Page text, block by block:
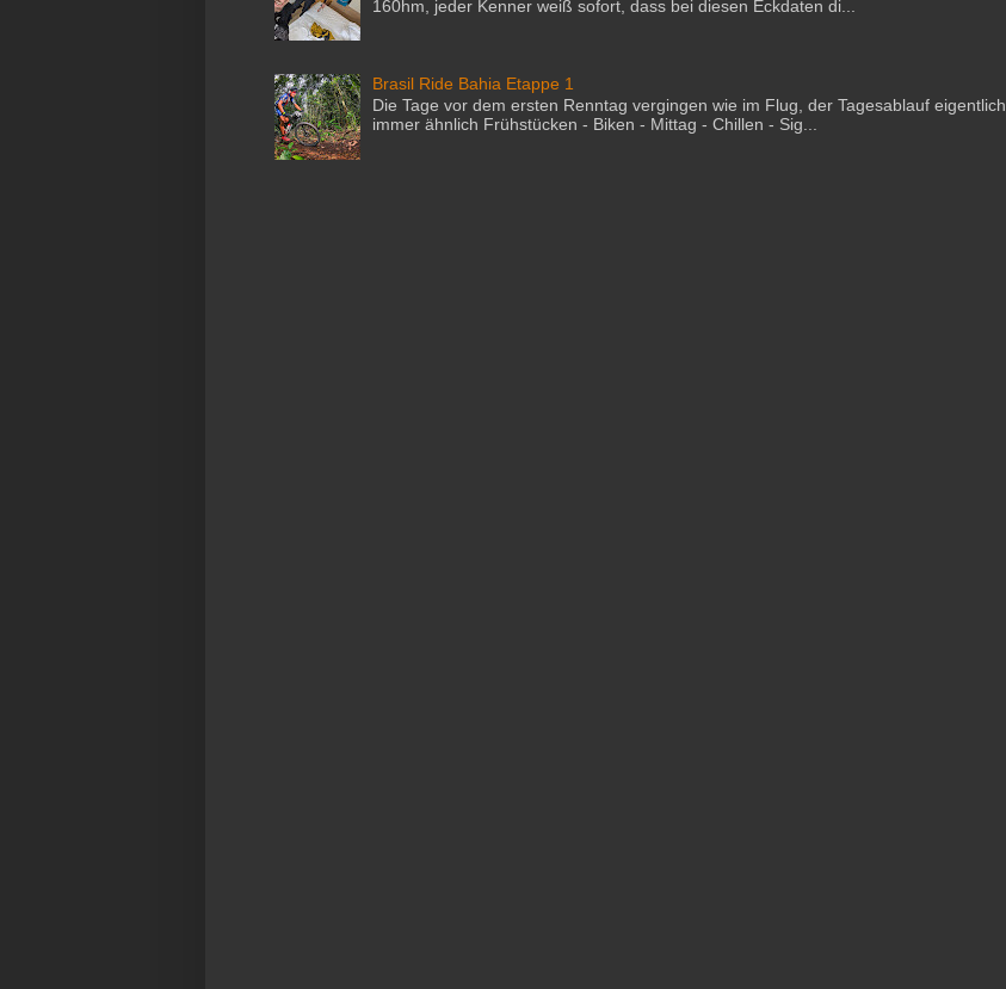
160hm, jeder Kenner weiß sofort, dass bei diesen Eckdaten di...
Brasil Ride Bahia Etappe 1
Die Tage vor dem ersten Renntag vergingen wie im Flug, der Tagesablauf eigentlich
immer ähnlich Frühstücken - Biken - Mittag - Chillen - Sig...